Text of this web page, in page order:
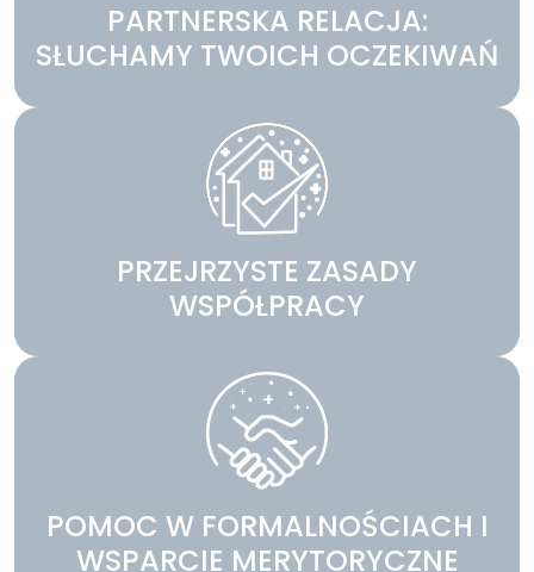
PARTNERSKA RELACJA:
SŁUCHAMY TWOICH OCZEKIWAŃ
PRZEJRZYSTE ZASADY
WSPÓŁPRACY
POMOC W FORMALNOŚCIACH I
WSPARCIE MERYTORYCZNE